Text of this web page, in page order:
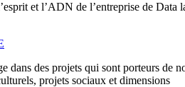
et l’ADN de l’entreprise de Data
dans des projets qui sont porteurs de
projets sociaux et dimensions